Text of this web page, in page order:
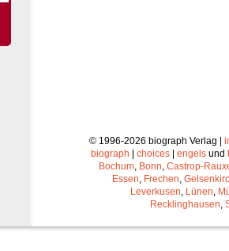
© 1996-2026 biograph Verlag |
biograph
choices engels und
Bochum, Bonn, Castrop-
Essen, Frechen,
Leverkusen, Lünen,
Recklinghausen,